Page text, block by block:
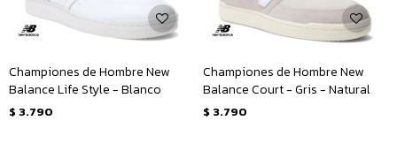
Championes de Hombre New
Balance Life Style - Blanco
$ 3.790
Championes de Hombre New
Balance Court - Gris - Natural
$ 3.790